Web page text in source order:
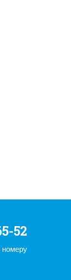
52
номеру